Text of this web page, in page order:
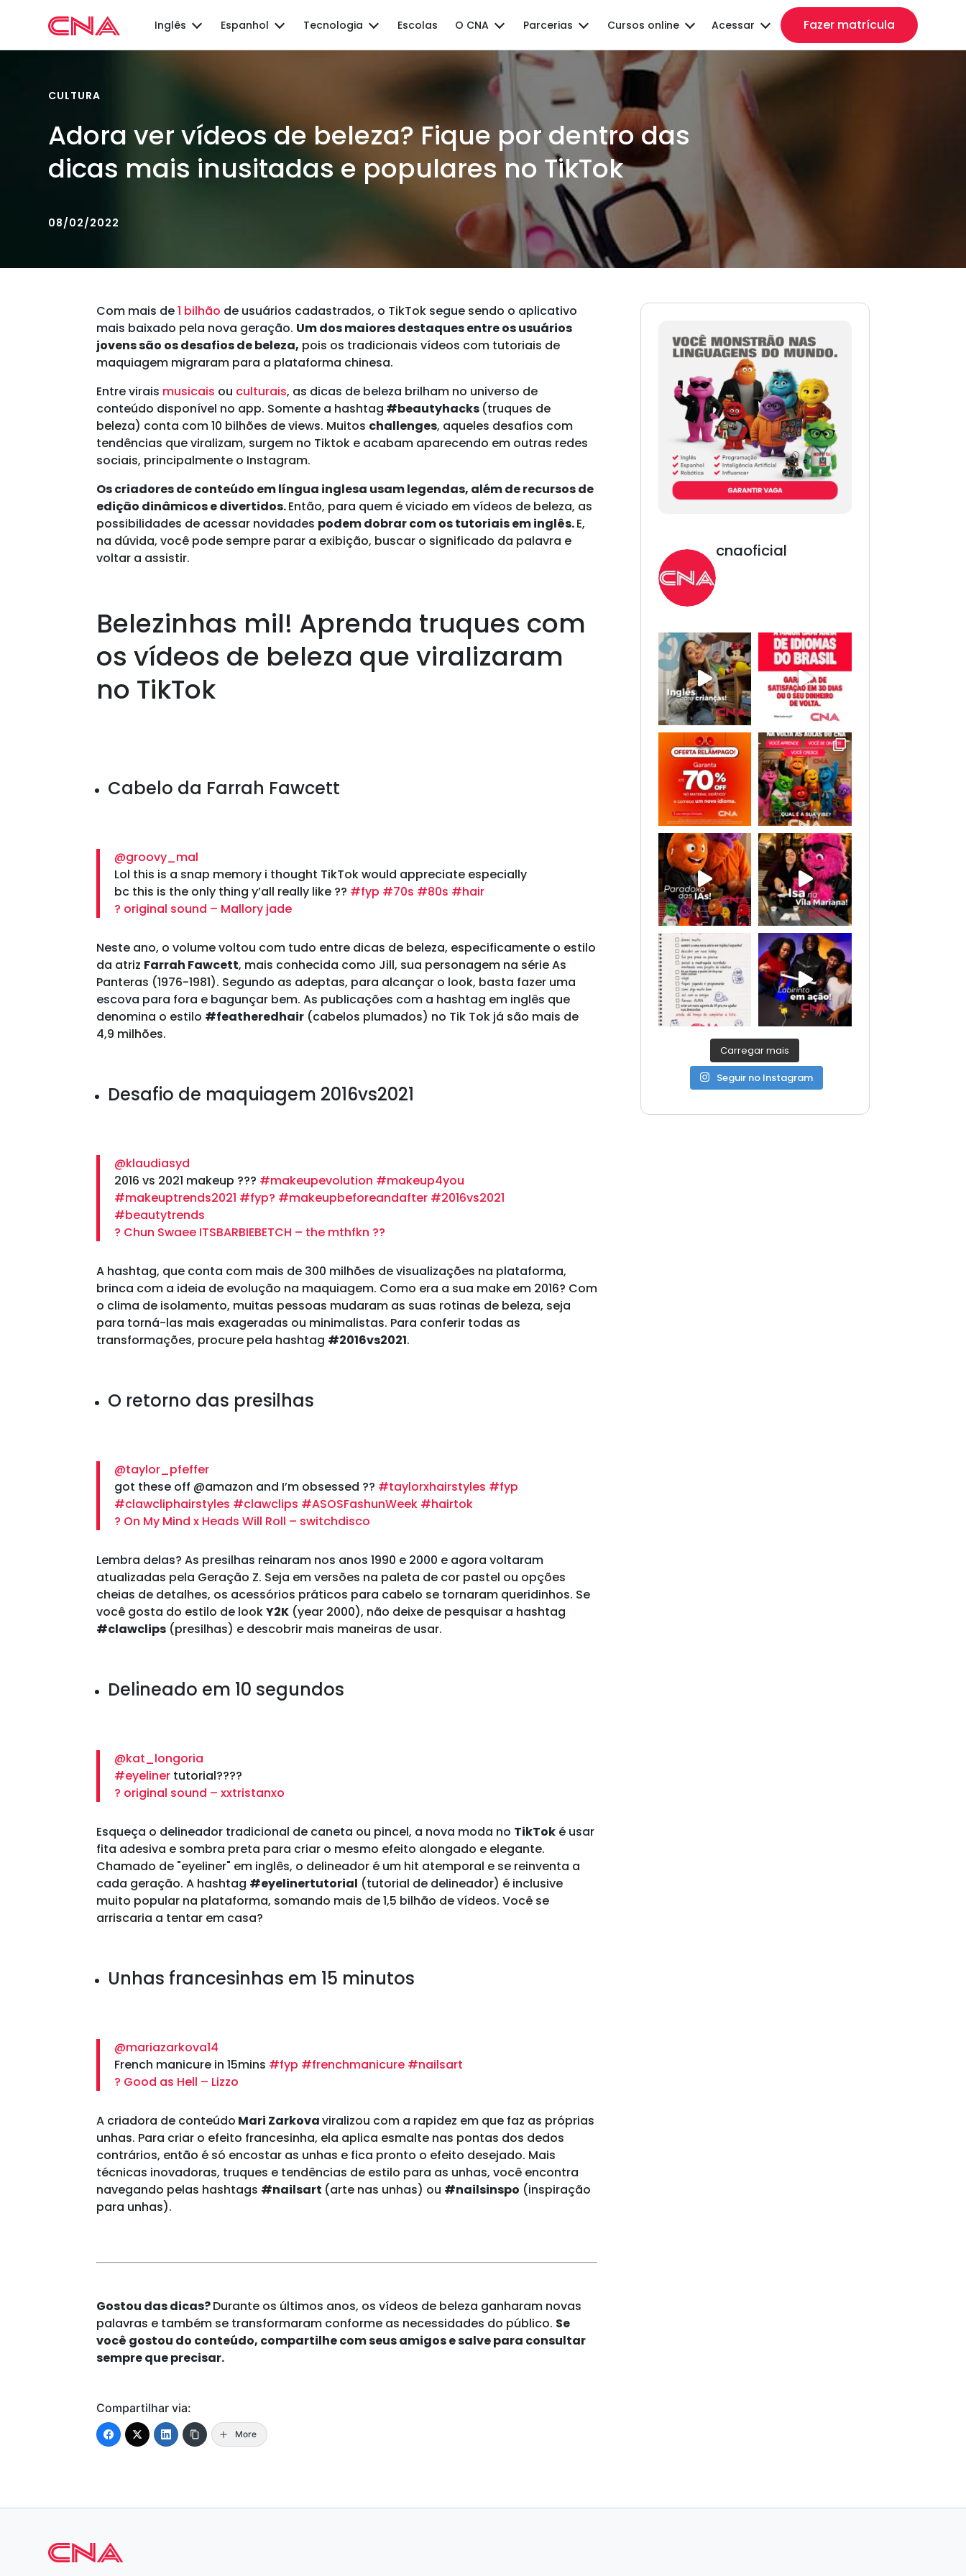
Inglês Espanhol Tecnologia Escolas O CNA Parcerias Cursos online Acessar Fazer matrícula
CULTURA
Adora ver vídeos de beleza? Fique por dentro das
dicas mais inusitadas e populares no TikTok
08/02/2022
Com mais de1 bilhão de usuários cadastrados, o TikTok segue sendo o aplicativo
mais baixado pela nova geração. Um dos maiores destaques entre os usuários
jovens são os desafios de beleza, pois os tradicionais vídeos com tutoriais de
maquiagem migraram para a plataforma chinesa.
Entre virais musicais ou culturais, as dicas de beleza brilham no universo de
conteúdo disponível no app. Somente a hashtag #beautyhacks (truques de
beleza) conta com 10 bilhões de views. Muitos challenges, aqueles desafios com
tendências que viralizam, surgem no Tiktok e acabam aparecendo em outras redes
sociais, principalmente o Instagram.
Os criadores de conteúdo em língua inglesa usam legendas, além de recursos de
edição dinâmicos e divertidos.Então, para quem é viciado em vídeos de beleza, as
possibilidades de acessar novidades podem dobrar com os tutoriais em inglês.E,
na dúvida, você pode sempre parar a exibição, buscar o significado da palavra e
voltar a assistir.
Belezinhas mil! Aprenda truques com
os vídeos de beleza que viralizaram
no TikTok
Cabelo da Farrah Fawcett
@groovy_mal
Lol this is a snap memory i thought TikTok would appreciate especially
bc this is the only thing y’all really like ?? #fyp #70s #80s #hair
? original sound – Mallory jade
Neste ano, o volume voltou com tudo entre dicas de beleza, especificamente o estilo
da atriz Farrah Fawcett, mais conhecida como Jill, sua personagem na série As
Panteras (1976-1981). Segundo as adeptas, para alcançar o look, basta fazer uma
escova para fora e bagunçar bem. As publicações com a hashtag em inglês que
denomina o estilo #featheredhair (cabelos plumados) no Tik Tok já são mais de
4,9 milhões.
Desafio de maquiagem 2016vs2021
@klaudiasyd
2016 vs 2021 makeup ??? #makeupevolution #makeup4you
#makeuptrends2021 #fyp? #makeupbeforeandafter #2016vs2021
#beautytrends
? Chun Swaee ITSBARBIEBETCH – the mthfkn ??
A hashtag, que conta com mais de 300 milhões de visualizações na plataforma,
brinca com a ideia de evolução na maquiagem. Como era a sua make em 2016? Com
o clima de isolamento, muitas pessoas mudaram as suas rotinas de beleza, seja
para torná-las mais exageradas ou minimalistas. Para conferir todas as
transformações, procure pela hashtag #2016vs2021.
O retorno das presilhas
@taylor_pfeffer
got these off @amazon and I’m obsessed ?? #taylorxhairstyles #fyp
#clawcliphairstyles #clawclips #ASOSFashunWeek #hairtok
? On My Mind x Heads Will Roll – switchdisco
Lembra delas? As presilhas reinaram nos anos 1990 e 2000 e agora voltaram
atualizadas pela Geração Z. Seja em versões na paleta de cor pastel ou opções
cheias de detalhes, os acessórios práticos para cabelo se tornaram queridinhos. Se
você gosta do estilo de lookY2K (year 2000), não deixe de pesquisar a hashtag
#clawclips (presilhas) e descobrir mais maneiras de usar.
Delineado em 10 segundos
@kat_longoria
#eyeliner tutorial??‍??
? original sound – xxtristanxo
Esqueça o delineador tradicional de caneta ou pincel, a nova moda no TikTok é usar
fita adesiva e sombra preta para criar o mesmo efeito alongado e elegante.
Chamado de "eyeliner" em inglês, o delineador é um hit atemporal e se reinventa a
cada geração. A hashtag #eyelinertutorial (tutorial de delineador) é inclusive
muito popular na plataforma, somando mais de 1,5 bilhão de vídeos. Você se
arriscaria a tentar em casa?
Unhas francesinhas em 15 minutos
@mariazarkova14
French manicure in 15mins #fyp #frenchmanicure #nailsart
? Good as Hell – Lizzo
A criadora de conteúdo Mari Zarkovaviralizou com a rapidez em que faz as próprias
unhas. Para criar o efeito francesinha, ela aplica esmalte nas pontas dos dedos
contrários, então é só encostar as unhas e fica pronto o efeito desejado. Mais
técnicas inovadoras, truques e tendências de estilo para as unhas, você encontra
navegando pelas hashtags #nailsart (arte nas unhas) ou #nailsinspo (inspiração
para unhas).
Gostou das dicas?Durante os últimos anos, os vídeos de beleza ganharam novas
palavras e também se transformaram conforme as necessidades do público. Se
você gostou do conteúdo, compartilhe com seus amigos e salve para consultar
sempre que precisar.
Compartilhar via:
More
cnaoficial
tudo!
Carregar mais
Seguir no Instagram